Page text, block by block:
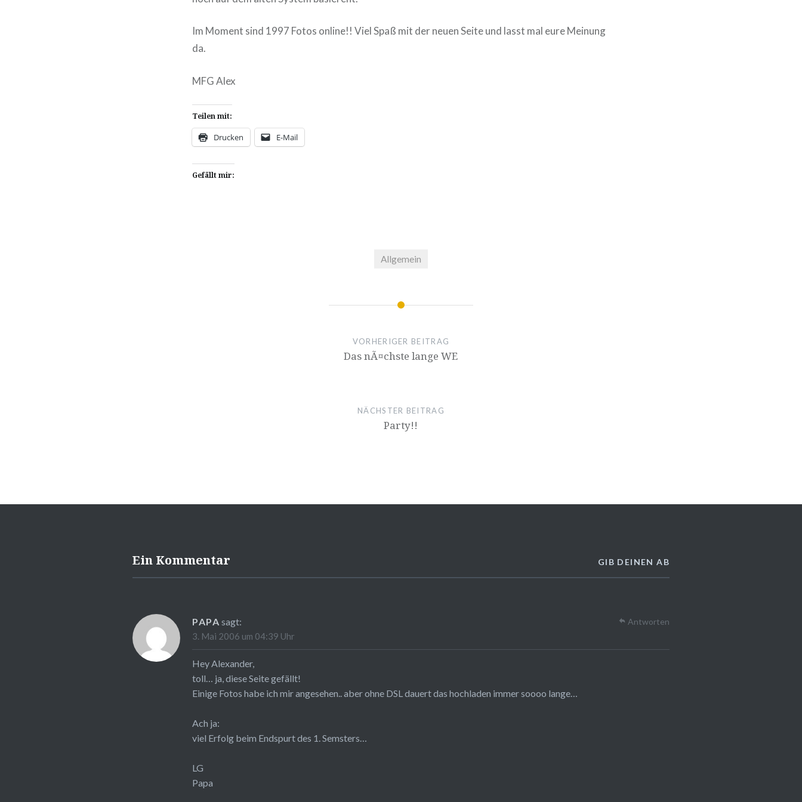
Im Moment sind 1997 Fotos online!! Viel Spaß mit der neuen Seite und lasst mal eure Meinung
da.
MFG Alex
Teilen mit:
Drucken E-Mail
Gefällt mir:
Allgemein
VORHERIGER BEITRAG
Das nÃ¤chste lange WE
NÄCHSTER BEITRAG
Party!!
Ein Kommentar GIB DEINEN AB
PAPA sagt:
3. Mai 2006 um 04:39 Uhr
Hey Alexander,
toll… ja, diese Seite gefällt!
Einige Fotos habe ich mir angesehen.. aber ohne DSL dauert das hochladen immer soooo lange…
Ach ja:
viel Erfolg beim Endspurt des 1. Semsters…
LG
Papa
Antworten